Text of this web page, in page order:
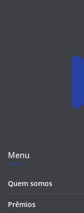
Menu
Quem somos
Prêmios